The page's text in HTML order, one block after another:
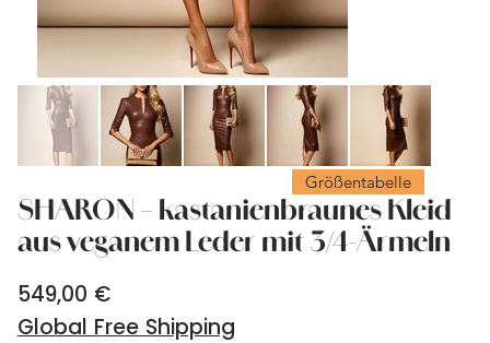
SHARON – kastanienbraunes Kleid
aus veganem Leder mit 3/4-Ärmeln
Preis
549,00 €
Global Free Shipping
Größentabelle